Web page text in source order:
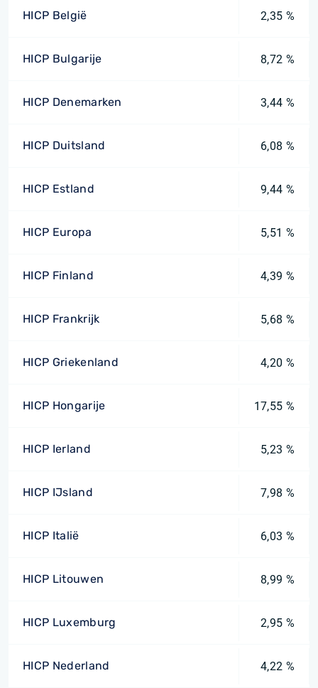
HICP België 2,35 %
HICP Bulgarije 8,72 %
HICP Denemarken 3,44 %
HICP Duitsland 6,08 %
HICP Estland 9,44 %
HICP Europa 5,51 %
HICP Finland 4,39 %
HICP Frankrijk 5,68 %
HICP Griekenland 4,20 %
HICP Hongarije 17,55 %
HICP Ierland 5,23 %
HICP IJsland 7,98 %
HICP Italië 6,03 %
HICP Litouwen 8,99 %
HICP Luxemburg 2,95 %
HICP Nederland 4,22 %